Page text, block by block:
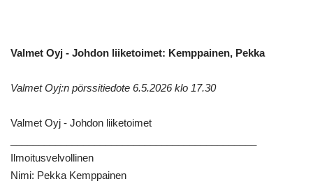
Valmet Oyj - Johdon liiketoimet: Kemppainen, Pekka
Valmet Oyj:n pörssitiedote6.5.2026 klo 17.30
Valmet Oyj - Johdon liiketoimet
Ilmoitusvelvollinen
Nimi: Pekka Kemppainen